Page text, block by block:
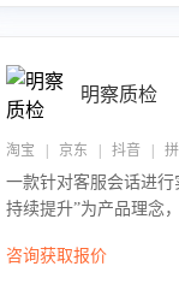
明察质检
淘宝 | 京东 | 抖音 | 拼
一款针对客服会话进行
持续提升”为产品理念
团队的销服能力。
咨询获取报价